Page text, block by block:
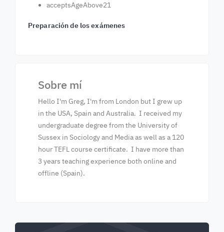
acceptsAgeAbove21
Preparación de los exámenes
Sobre mí
Hello I'm Greg, I'm from London but I grew up
in the USA, Spain and Australia. I received my
undergraduate degree from the University of
Sussex in Sociology and Media as well as a 120
hour TEFL course certificate. I have more than
3 years teaching experience both online and
offline (Spain).